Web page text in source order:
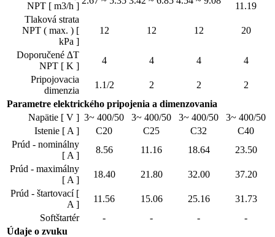
NPT [ m3/h ]
11.19
Tlaková strata
NPT ( max. ) [
kPa ]
12 12 12 20
Doporučené ∆T
NPT [ K ]
4 4 4
4
Pripojovacia
dimenzia
1.1/2 2 2
2
Parametre elektrického pripojenia a dimenzovania
Napätie [ V ] 3~ 400/50 3~ 400/50 3~ 400/50
3~ 400/50
Istenie [ A ]
C20 C25 C32
C40
Prúd - nominálny
[ A ]
8.56 11.16 18.64
23.50
Prúd - maximálny
[ A ]
18.40 21.80 32.00
37.20
Prúd - štartovací [
A ]
11.56 15.06 25.16
31.73
Softštartér
- - -
-
Údaje o zvuku